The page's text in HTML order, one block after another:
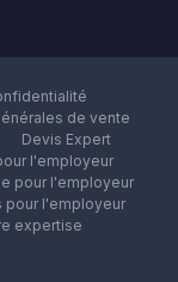
de vente
Devis Expert
l'employeur
pour l'employeur
pour l'employeur
expertise